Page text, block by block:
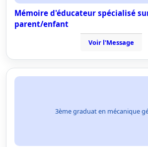
Mémoire d'éducateur spécialisé
parent/enfant
Voir l'Message
3ème graduat en mécanique